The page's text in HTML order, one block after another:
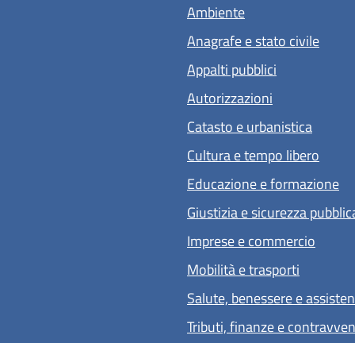
Ambiente
Anagrafe e stato civile
Appalti pubblici
Autorizzazioni
Catasto e urbanistica
Cultura e tempo libero
Educazione e formazione
Giustizia e sicurezza
Imprese e commercio
Mobilità e trasporti
Salute, benessere e
Tributi, finanze e